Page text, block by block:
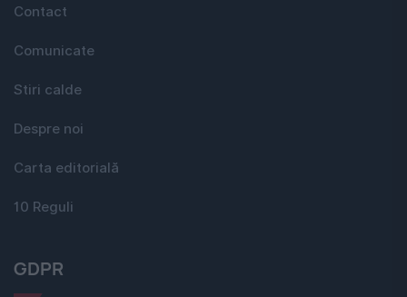
Contact
Comunicate
Stiri calde
Despre noi
Carta editorială
10 Reguli
GDPR